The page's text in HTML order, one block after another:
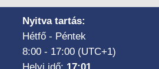
Nyitva tartás:
Hétfő - Péntek
8:00 - 17:00 (UTC+1)